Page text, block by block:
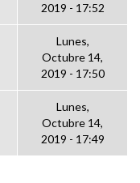
2019 - 17:52
Lunes,
Octubre 14,
2019 - 17:50
Lunes,
Octubre 14,
2019 - 17:49